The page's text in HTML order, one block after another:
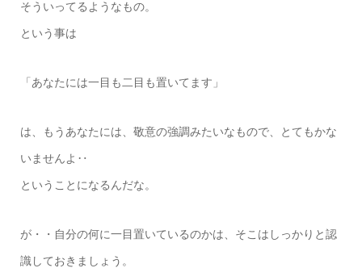
そういってるようなもの。
という事は
「あなたには一目も二目も置いてます」
は、もうあなたには、敬意の強調みたいなもので、とてもかな
いませんよ‥
ということになるんだな。
が・・自分の何に一目置いているのかは、そこはしっかりと認
識しておきましょう。